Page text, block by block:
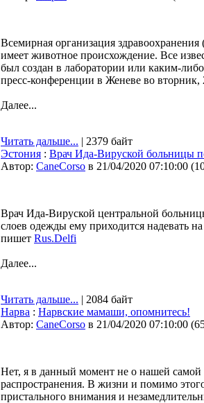
Всемирная организация
имеет животное происхождение. Все
был создан в лаборатории или каким-
пресс-конференции в Женеве во вторник,
Далее...
Читать дальше... | 2379 байт
Эстония : Врач Ида-Вируской больницы
Автор: CaneCorso в 21/04/2020 07:10:00 (
Врач Ида-Вируской центральной
слоев одежды ему приходится надевать
пишет Rus.Delfi
Далее...
Читать дальше... | 2084 байт
Нарва : Нарвские мамаши, опомнитесь!
Автор: CaneCorso в 21/04/2020 07:10:00 (
Нет, я в данный момент не о нашей самой
распространения. В жизни и помимо
пристального внимания и